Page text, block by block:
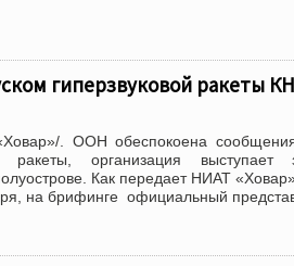
гиперзвуковой ракеты
. ООН обеспокоена
ракеты, организация выступает
Как передает НИАТ
на брифинге официальный